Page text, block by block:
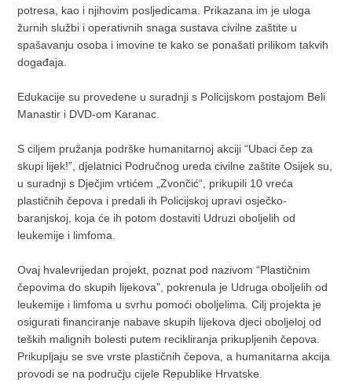
potresa, kao i njihovim posljedicama. Prikazana im je uloga
žurnih službi i operativnih snaga sustava civilne zaštite u
spašavanju osoba i imovine te kako se ponašati prilikom takvih
događaja.
Edukacije su provedene u suradnji s Policijskom postajom Beli
Manastir i DVD-om Karanac.
S ciljem pružanja podrške humanitarnoj akciji “Ubaci čep za
skupi lijek!”, djelatnici Područnog ureda civilne zaštite Osijek su,
u suradnji s Dječjim vrtićem „Zvončić“, prikupili 10 vreća
plastičnih čepova i predali ih Policijskoj upravi osječko-
baranjskoj, koja će ih potom dostaviti Udruzi oboljelih od
leukemije i limfoma.
Ovaj hvalevrijedan projekt, poznat pod nazivom “Plastičnim
čepovima do skupih lijekova”, pokrenula je Udruga oboljelih od
leukemije i limfoma u svrhu pomoći oboljelima. Cilj projekta je
osigurati financiranje nabave skupih lijekova djeci oboljeloj od
teških malignih bolesti putem recikliranja prikupljenih čepova.
Prikupljaju se sve vrste plastičnih čepova, a humanitarna akcija
provodi se na području cijele Republike Hrvatske.